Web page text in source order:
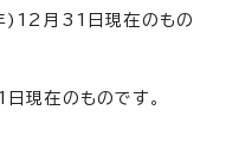
)12月31日現在のもの
現在のものです。